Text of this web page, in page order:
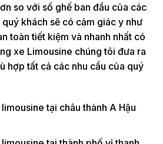
so với số ghế ban đầu của các
khách sẽ có cảm giác y như
toàn tiết kiệm và nhanh nhất có
xe Limousine chúng tôi đưa ra
hợp tất cả các nhu cầu của quý
tại châu thành A Hậu